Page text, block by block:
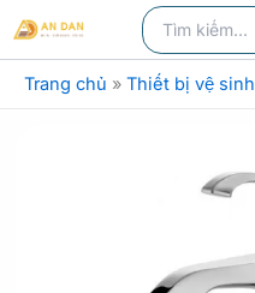
tới
Tìm
kiếm:
Tìm
kiếm
Trang chủ » Thiết bị vệ sinh